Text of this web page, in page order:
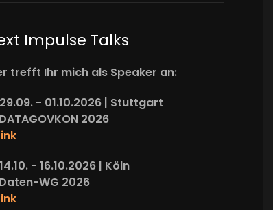
Impulse Talks
trefft Ihr mich als Speaker an:
- 01.10.2026 | Stuttgart
DATAGOVKON 2026
- 16.10.2026 | Köln
Daten-WG 2026